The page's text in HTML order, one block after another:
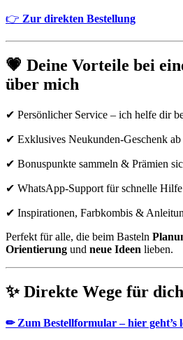
👉 Zur direkten Bestellung
💗 Deine Vorteile bei
über mich
✔ Persönlicher Service – ich helfe dir
✔ Exklusives Neukunden-Geschenk
✔ Bonuspunkte sammeln & Prämien
✔ WhatsApp-Support für schnelle Hilfe
✔ Inspirationen, Farbkombis &
Perfekt für alle, die beim Basteln
Orientierung und neue Ideen lieben.
✨Direkte Wege für dich
✏ Zum Bestellformular – hier geht’s